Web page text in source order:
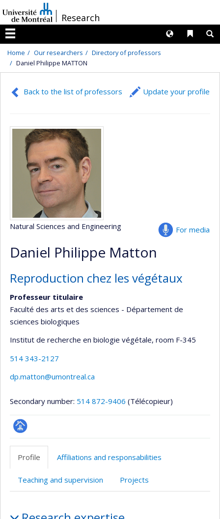
au
contenu
/Research
Menu
Liens
Langues
Home Our researchers
Directory of professors
Daniel Philippe MATTON
Back to the list of professors Update your profile
For media
Natural Sciences and Engineering
Daniel Philippe Matton
Reproduction chez les végétaux
Professeur titulaire
Faculté des arts et des sciences - Département de
sciences biologiques
Institut de recherche en biologie végétale, room F-345
514 343-2127
dp.matton@umontreal.ca
Secondary number: 514 872-9406 (Télécopieur)
Page
professionnelle
Profile Affiliations and responsabilities
Teaching and supervision Projects